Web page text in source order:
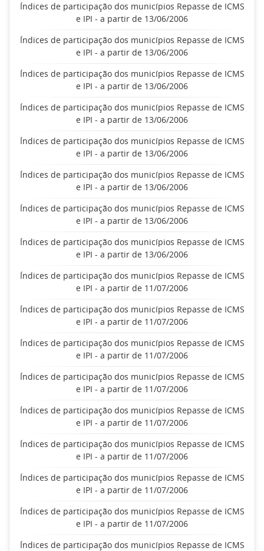
Índices de participação dos municípios Repasse de ICMS
e IPI - a partir de 13/06/2006
Índices de participação dos municípios Repasse de ICMS
e IPI - a partir de 13/06/2006
Índices de participação dos municípios Repasse de ICMS
e IPI - a partir de 13/06/2006
Índices de participação dos municípios Repasse de ICMS
e IPI - a partir de 13/06/2006
Índices de participação dos municípios Repasse de ICMS
e IPI - a partir de 13/06/2006
Índices de participação dos municípios Repasse de ICMS
e IPI - a partir de 13/06/2006
Índices de participação dos municípios Repasse de ICMS
e IPI - a partir de 13/06/2006
Índices de participação dos municípios Repasse de ICMS
e IPI - a partir de 13/06/2006
Índices de participação dos municípios Repasse de ICMS
e IPI - a partir de 11/07/2006
Índices de participação dos municípios Repasse de ICMS
e IPI - a partir de 11/07/2006
Índices de participação dos municípios Repasse de ICMS
e IPI - a partir de 11/07/2006
Índices de participação dos municípios Repasse de ICMS
e IPI - a partir de 11/07/2006
Índices de participação dos municípios Repasse de ICMS
e IPI - a partir de 11/07/2006
Índices de participação dos municípios Repasse de ICMS
e IPI - a partir de 11/07/2006
Índices de participação dos municípios Repasse de ICMS
e IPI - a partir de 11/07/2006
Índices de participação dos municípios Repasse de ICMS
e IPI - a partir de 11/07/2006
Índices de participação dos municípios Repasse de ICMS